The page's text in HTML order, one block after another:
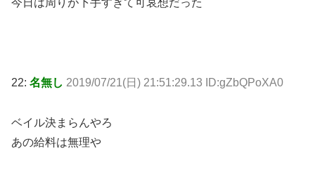
今日は周りが下手すぎて可哀想だった
22: 名無し 2019/07/21(日) 21:51:29.13 ID:gZbQPoXA0
ベイル決まらんやろ
あの給料は無理や